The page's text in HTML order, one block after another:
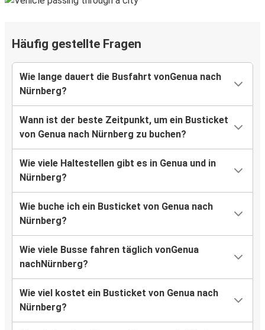
Häufig gestellte Fragen
Wie lange dauert die Busfahrt vonGenua nach
Nürnberg?
Wann ist der beste Zeitpunkt, um ein Busticket
von Genua nach Nürnberg zu buchen?
Wie viele Haltestellen gibt es in Genua und in
Nürnberg?
Wie buche ich ein Busticket von Genua nach
Nürnberg?
Wie viele Busse fahren täglich vonGenua
nachNürnberg?
Wie viel kostet ein Busticket von Genua nach
Nürnberg?